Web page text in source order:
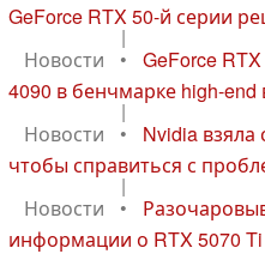
GeForce RTX 50-й серии
|
Новости
•
GeForce
4090 в бенчмарке high-end
|
Новости
•
Nvidia взяла
чтобы справиться с
|
Новости
•
информации о RTX 5070